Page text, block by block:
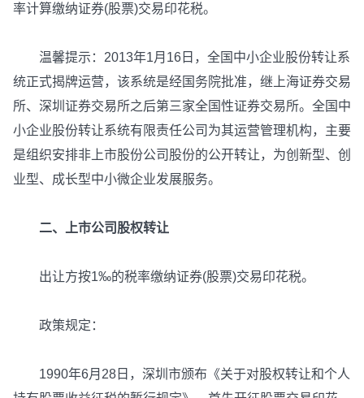
率计算缴纳证券(股票)交易印花税。
温馨提示：2013年1月16日，全国中小企业股份转让系
统正式揭牌运营，该系统是经国务院批准，继上海证券交易
所、深圳证券交易所之后第三家全国性证券交易所。全国中
小企业股份转让系统有限责任公司为其运营管理机构，主要
是组织安排非上市股份公司股份的公开转让，为创新型、创
业型、成长型中小微企业发展服务。
二、上市公司股权转让
出让方按1‰的税率缴纳证券(股票)交易印花税。
政策规定：
1990年6月28日，深圳市颁布《关于对股权转让和个人